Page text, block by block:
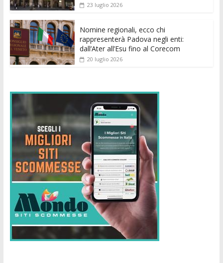
23 luglio 2026
Nomine regionali, ecco chi
rappresenterà Padova negli enti:
dall’Ater all’Esu fino al Corecom
20 luglio 2026